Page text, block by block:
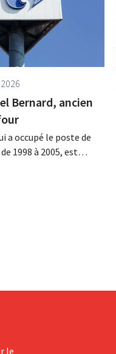
Bernard, ancien
a occupé le poste de
1998 à 2005, est
le